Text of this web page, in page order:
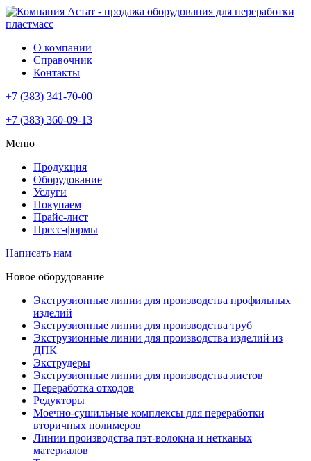
О компании
Справочник
Контакты
+7 (383) 341-70-00
+7 (383) 360-09-13
Меню
Продукция
Оборудование
Услуги
Покупаем
Прайс-лист
Пресс-формы
Написать нам
Новое оборудование
Экструзионные линии для производства профильных
изделий
Экструзионные линии для производства труб
Экструзионные линии для производства изделий из
ДПК
Экструдеры
Экструзионные линии для производства листов
Переработка отходов
Редукторы
Моечно-сушильные комплексы для переработки
вторичных полимеров
Линии производства пэт-волокна и нетканых
материалов